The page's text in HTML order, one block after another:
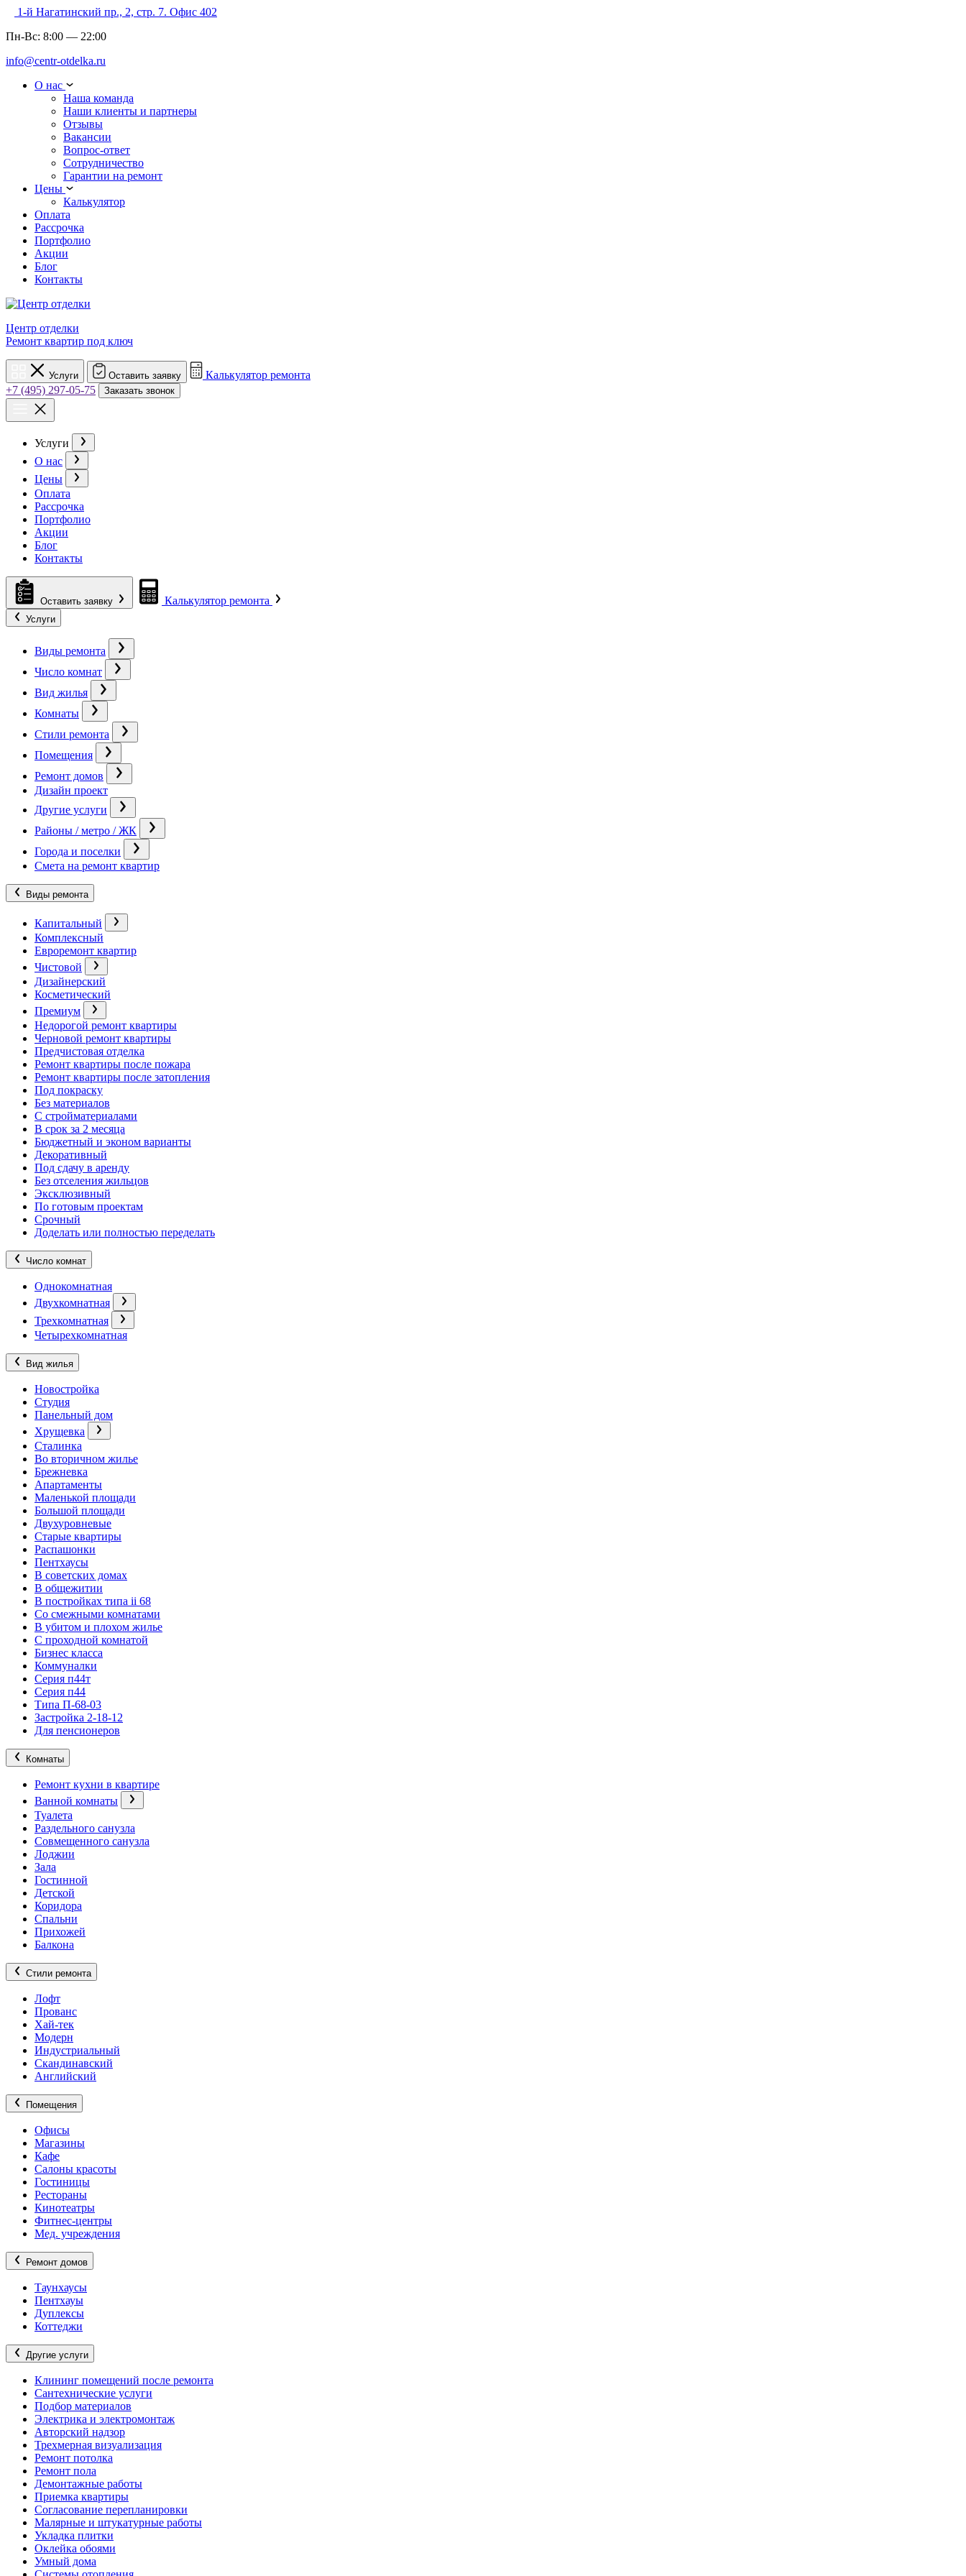
1-й Нагатинский пр., 2, стр. 7. Офис 402
Пн-Вс: 8:00 — 22:00
info@centr-otdelka.ru
О нас
Наша команда
Наши клиенты и партнеры
Отзывы
Вакансии
Вопрос-ответ
Сотрудничество
Гарантии на ремонт
Цены
Калькулятор
Оплата
Рассрочка
Портфолио
Акции
Блог
Контакты
Центр отделки
Ремонт квартир под ключ
Услуги Оставить заявку
Калькулятор ремонта
+7 (495) 297-05-75
Заказать звонок
Услуги
О нас
Цены
Оплата
Рассрочка
Портфолио
Акции
Блог
Контакты
Оставить заявку Калькулятор ремонта
Услуги
Виды ремонта
Число комнат
Вид жилья
Комнаты
Стили ремонта
Помещения
Ремонт домов
Дизайн проект
Другие услуги
Районы / метро / ЖК
Города и поселки
Смета на ремонт квартир
Виды ремонта
Капитальный
Комплексный
Евроремонт квартир
Чистовой
Дизайнерский
Косметический
Премиум
Недорогой ремонт квартиры
Черновой ремонт квартиры
Предчистовая отделка
Ремонт квартиры после пожара
Ремонт квартиры после затопления
Под покраску
Без материалов
С стройматериалами
В срок за 2 месяца
Бюджетный и эконом варианты
Декоративный
Под сдачу в аренду
Без отселения жильцов
Эксклюзивный
По готовым проектам
Срочный
Доделать или полностью переделать
Число комнат
Однокомнатная
Двухкомнатная
Трехкомнатная
Четырехкомнатная
Вид жилья
Новостройка
Студия
Панельный дом
Хрущевка
Сталинка
Во вторичном жилье
Брежневка
Апартаменты
Маленькой площади
Большой площади
Двухуровневые
Старые квартиры
Распашонки
Пентхаусы
В советских домах
В общежитии
В постройках типа ii 68
Со смежными комнатами
В убитом и плохом жилье
С проходной комнатой
Бизнес класса
Коммуналки
Серия п44т
Серия п44
Типа П-68-03
Застройка 2-18-12
Для пенсионеров
Комнаты
Ремонт кухни в квартире
Ванной комнаты
Туалета
Раздельного санузла
Совмещенного санузла
Лоджии
Зала
Гостинной
Детской
Коридора
Спальни
Прихожей
Балкона
Стили ремонта
Лофт
Прованс
Хай-тек
Модерн
Индустриальный
Скандинавский
Английский
Помещения
Офисы
Магазины
Кафе
Салоны красоты
Гостиницы
Рестораны
Кинотеатры
Фитнес-центры
Мед. учреждения
Ремонт домов
Таунхаусы
Пентхауы
Дуплексы
Коттеджи
Другие услуги
Клининг помещений после ремонта
Сантехнические услуги
Подбор материалов
Электрика и электромонтаж
Авторский надзор
Трехмерная визуализация
Ремонт потолка
Ремонт пола
Демонтажные работы
Приемка квартиры
Согласование перепланировки
Малярные и штукатурные работы
Укладка плитки
Оклейка обоями
Умный дома